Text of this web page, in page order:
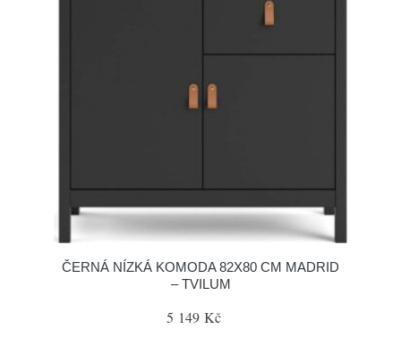
ČERNÁ NÍZKÁ KOMODA 82X80 CM MADRID
– TVILUM
5 149 Kč